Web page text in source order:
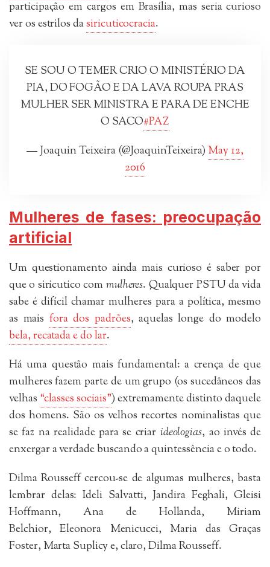
participação em cargos em Brasília, mas seria curioso
ver os estrilos dasiricuticocracia.
SE SOU O TEMER CRIO O MINISTÉRIO DA
PIA, DO FOGÃO E DA LAVA ROUPA PRAS
MULHER SER MINISTRA E PARA DE ENCHE
O SACO#PAZ
— Joaquin Teixeira (@JoaquinTeixeira) May 12,
2016
Mulheres de fases: preocupação
artificial
Um questionamento ainda mais curioso é saber por
que o siricutico com mulheres. Qualquer PSTU da vida
sabe é difícil chamar mulheres para a política, mesmo
as mais fora dos padrões, aquelas longe do modelo
bela, recatada e do lar.
Há uma questão mais fundamental: a crença de que
mulheres fazem parte de um grupo (os sucedâneos das
velhas “classes sociais”) extremamente distinto daquele
dos homens. São os velhos recortes nominalistas que
se faz na realidade para se criar ideologias, ao invés de
enxergar a verdade buscando a quintessência e o todo.
Dilma Rousseff cercou-se de algumas mulheres, basta
lembrar delas: Ideli Salvatti, Jandira Feghali, Gleisi
Hoffmann, Ana de Hollanda, Miriam
Belchior, Eleonora Menicucci, Maria das Graças
Foster, Marta Suplicy e, claro, Dilma Rousseff.